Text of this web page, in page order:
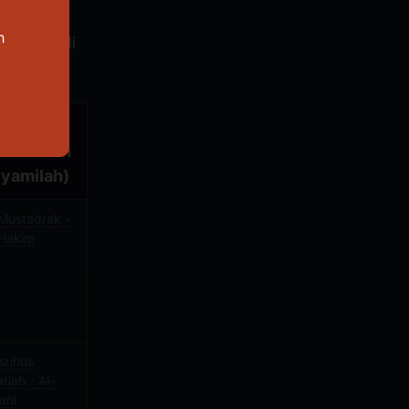
4
di
-
- Al-